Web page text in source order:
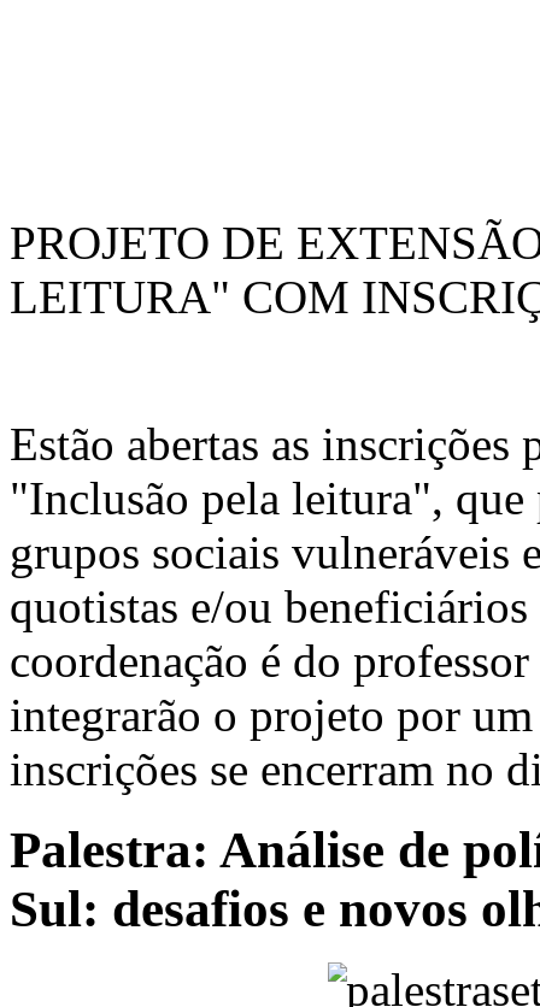
PROJETO DE
LEITURA" COM
Estão abertas as
"Inclusão pela leitura", que
grupos sociais vulneráveis
quotistas e/ou
coordenação é do
integrarão o projeto por
inscrições se encerram no
Palestra: Análise de
Sul: desafios e novos